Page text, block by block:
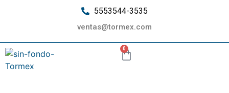
5553544-3535
ventas@tormex.com
0